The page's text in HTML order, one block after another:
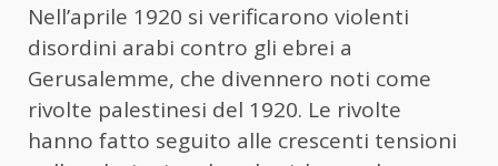
Nell’aprile 1920 si verificarono violenti
disordini arabi contro gli ebrei a
Gerusalemme, che divennero noti come
rivolte palestinesi del 1920. Le rivolte
hanno fatto seguito alle crescenti tensioni